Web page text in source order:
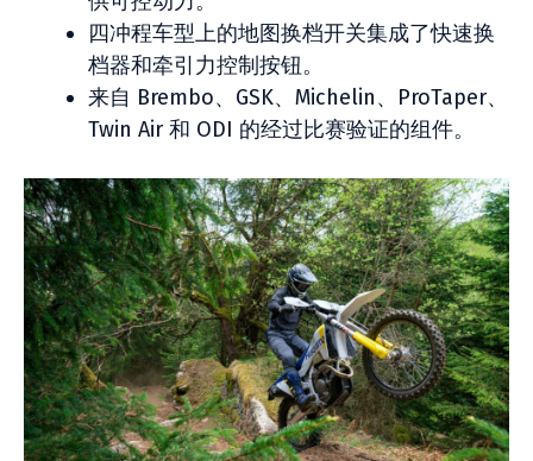
四冲程车型上的地图换档开关集成了快速换
档器和牵引力控制按钮。
来自 Brembo、GSK、Michelin、ProTaper、
Twin Air 和 ODI 的经过比赛验证的组件。